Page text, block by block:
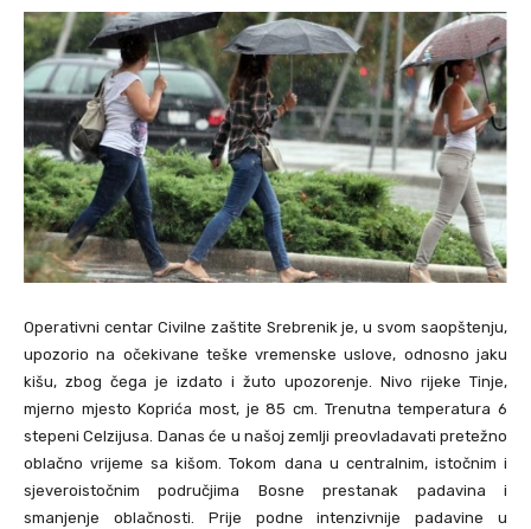
Operativni centar Civilne zaštite Srebrenik je, u svom saopštenju,
upozorio na očekivane teške vremenske uslove, odnosno jaku
kišu, zbog čega je izdato i žuto upozorenje. Nivo rijeke Tinje,
mjerno mjesto Koprića most, je 85 cm. Trenutna temperatura 6
stepeni Celzijusa. Danas će u našoj zemlji preovladavati pretežno
oblačno vrijeme sa kišom. Tokom dana u centralnim, istočnim i
sjeveroistočnim područjima Bosne prestanak padavina i
smanjenje oblačnosti. Prije podne intenzivnije padavine u